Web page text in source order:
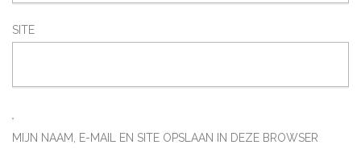
SITE
MIJN NAAM, E-MAIL EN SITE OPSLAAN IN DEZE BROWSER